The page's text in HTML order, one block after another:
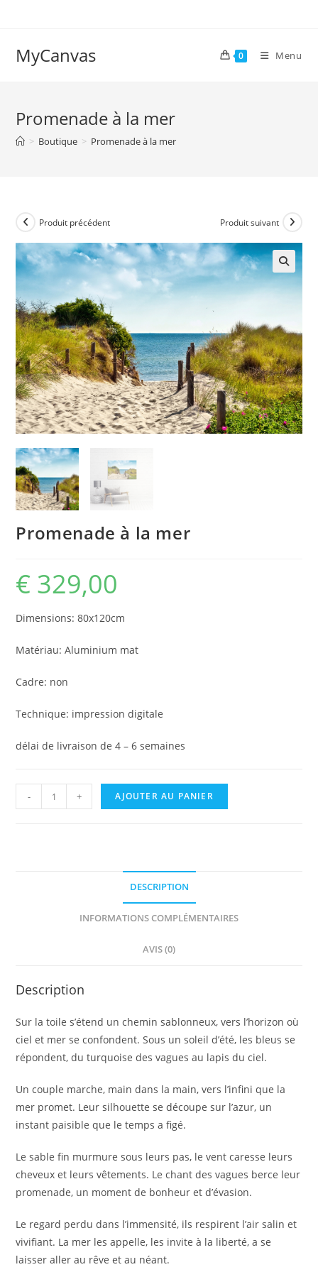
MyCanvas 0 Menu
Promenade à la mer
> Boutique > Promenade à la mer
Produit précédent Produit suivant
Promenade à la mer
€ 329,00
Dimensions: 80x120cm
Matériau: Aluminium mat
Cadre: non
Technique: impression digitale
délai de livraison de 4 – 6 semaines
quantité
de
- + AJOUTER AU PANIER
l
t
DESCRIPTION
INFORMATIONS COMPLÉMENTAIRES
AVIS (0)
Description
Sur la toile s’étend un chemin sablonneux, vers l’horizon où
ciel et mer se confondent. Sous un soleil d’été, les bleus se
répondent, du turquoise des vagues au lapis du ciel.
Un couple marche, main dans la main, vers l’infini que la
mer promet. Leur silhouette se découpe sur l’azur, un
instant paisible que le temps a figé.
Le sable fin murmure sous leurs pas, le vent caresse leurs
cheveux et leurs vêtements. Le chant des vagues berce leur
promenade, un moment de bonheur et d’évasion.
Le regard perdu dans l’immensité, ils respirent l’air salin et
vivifiant. La mer les appelle, les invite à la liberté, a se
laisser aller au rêve et au néant.